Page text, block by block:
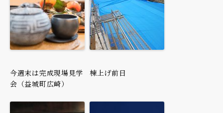
今週末は完成現場見学
会（益城町広崎）
棟上げ前日